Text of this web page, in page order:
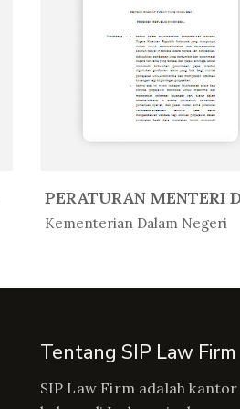
Kementerian Dalam Negeri
In Peratur...
Tentang SIP Law Firm
SIP Law Firm adalah kantor